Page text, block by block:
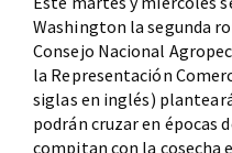
Washington la segunda
Consejo Nacional
la Representación
siglas en inglés)
podrán cruzar en épocas
compitan con la cosecha